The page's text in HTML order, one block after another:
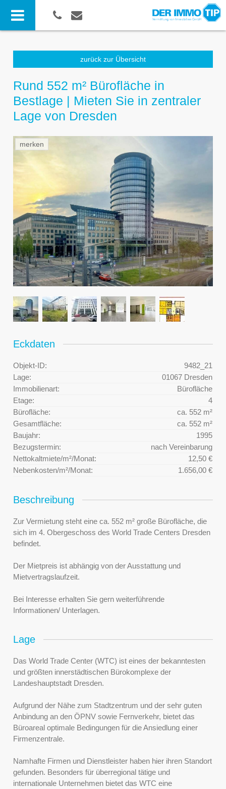
zurück zur Übersicht
Rund 552 m² Bürofläche in
Bestlage | Mieten Sie in zentraler
Lage von Dresden
merken
Eckdaten
Objekt-ID:
9482_21
Lage:
01067 Dresden
Immobilienart:
Bürofläche
Etage:
4
Bürofläche:
ca. 552 m²
Gesamtfläche:
ca. 552 m²
Baujahr:
1995
Bezugstermin:
nach Vereinbarung
Nettokaltmiete/m²/Monat:
12,50 €
Nebenkosten/m²/Monat:
1.656,00 €
Beschreibung
Zur Vermietung steht eine ca. 552 m² große Bürofläche, die
sich im 4. Obergeschoss des World Trade Centers Dresden
befindet.
Der Mietpreis ist abhängig von der Ausstattung und
Mietvertragslaufzeit.
Bei Interesse erhalten Sie gern weiterführende
Informationen/ Unterlagen.
Lage
Das World Trade Center (WTC) ist eines der bekanntesten
und größten innerstädtischen Bürokomplexe der
Landeshauptstadt Dresden.
Aufgrund der Nähe zum Stadtzentrum und der sehr guten
Anbindung an den ÖPNV sowie Fernverkehr, bietet das
Büroareal optimale Bedingungen für die Ansiedlung einer
Firmenzentrale.
Namhafte Firmen und Dienstleister haben hier ihren Standort
gefunden. Besonders für überregional tätige und
internationale Unternehmen bietet das WTC eine